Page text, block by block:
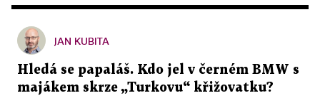
JAN KUBITA
Hledá se papaláš. Kdo jel v černém BMW s
majákem skrze „Turkovu“ křižovatku?